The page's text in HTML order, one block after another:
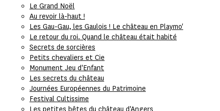
Le Grand Noël
Au revoir là-haut !
Les Gau-Gau, les Gaulois ! Le château en Playmo'
Le retour du roi. Quand le château était habité
Secrets de sorcières
Petits chevaliers et Cie
Monument Jeu d'Enfant
Les secrets du château
Journées Européennes du Patrimoine
Festival Cultissime